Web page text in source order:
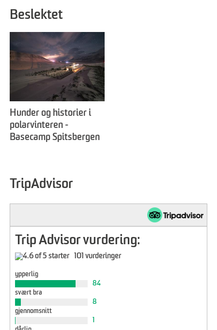
Beslektet
Hunder og historier i
polarvinteren -
Basecamp Spitsbergen
TripAdvisor
Trip Advisor vurdering:
101 vurderinger
ypperlig
84
svært bra
8
gjennomsnitt